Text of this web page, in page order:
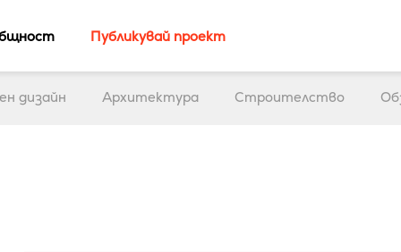
Публикувай проект
дизайн Архитектура Строителство